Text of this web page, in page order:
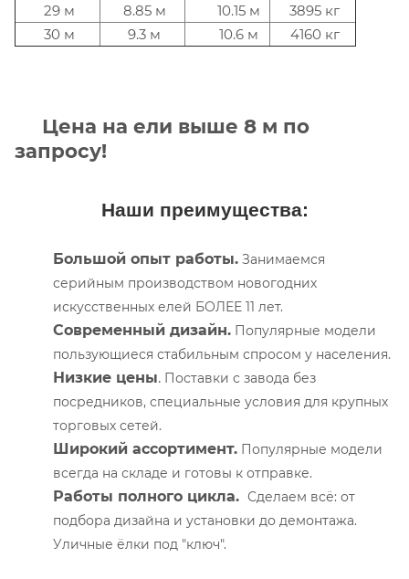
29 м
8.85 м 10.15 м
3895 кг
30 м
9.3 м 10.6 м 4160 кг
Цена на ели выше 8 м по
запросу!
Наши преимущества:
Большой опыт работы. Занимаемся
серийным производством новогодних
искусственных елей БОЛЕЕ 11 лет.
Современный дизайн. Популярные модели
пользующиеся стабильным спросом у населения.
Низкие цены. Поставки с завода без
посредников, специальные условия для крупных
торговых сетей.
Широкий ассортимент. Популярные модели
всегда на складе и готовы к отправке.
Работы полного цикла. Сделаем всё: от
подбора дизайна и установки до демонтажа.
Уличные ёлки под "ключ".